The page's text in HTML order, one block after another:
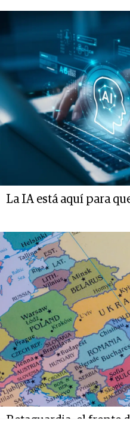
La IA está aquí para
Retaguardia: el frente